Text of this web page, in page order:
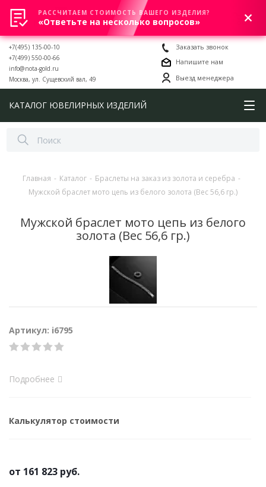
0
+7(495) 135-00-10
+7(499) 550-00-66
info@nota-gold.ru
Москва, ул. Сущевский вал, 49
Заказать звонок
Напишите нам
Выезд менеджера
КАТАЛОГ ЮВЕЛИРНЫХ ИЗДЕЛИЙ
Главная - Каталог - Браслеты на заказ из золота и серебра -
Мужской браслет мото цепь из белого золота (Вес 56,6 гр.)
Мужской браслет мото цепь из белого
золота (Вес 56,6 гр.)
Артикул: i6795
Подробнее
Калькулятор стоимости
от 161 823 руб.
РАССЧИТАЕМ СТОИМОСТЬ ВАШЕГО ИЗДЕЛИЯ?
«Ответьте на несколько вопросов»